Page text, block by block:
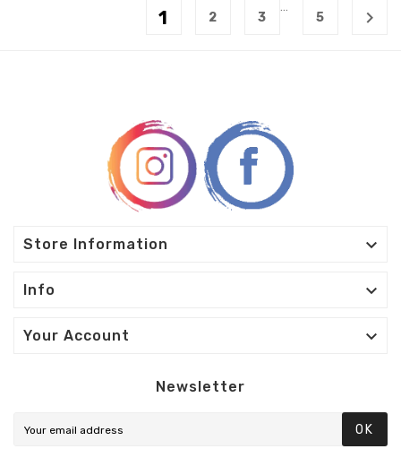
1 2 3
…
5 
Store Information 
Info 
Your Account 
Newsletter
OK